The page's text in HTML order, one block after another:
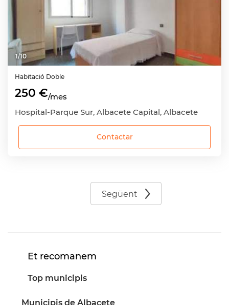
1/10
Habitació Doble
250 €/mes
Hospital-Parque Sur, Albacete Capital, Albacete
Contactar
Següent
Et recomanem
Top municipis
Municipis de Albacete